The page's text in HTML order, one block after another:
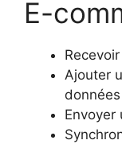
E-
Ajouter
données
Envoyer